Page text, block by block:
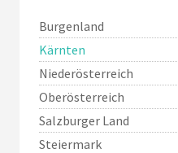
Burgenland
Kärnten
Niederösterreich
Oberösterreich
Salzburger Land
Steiermark